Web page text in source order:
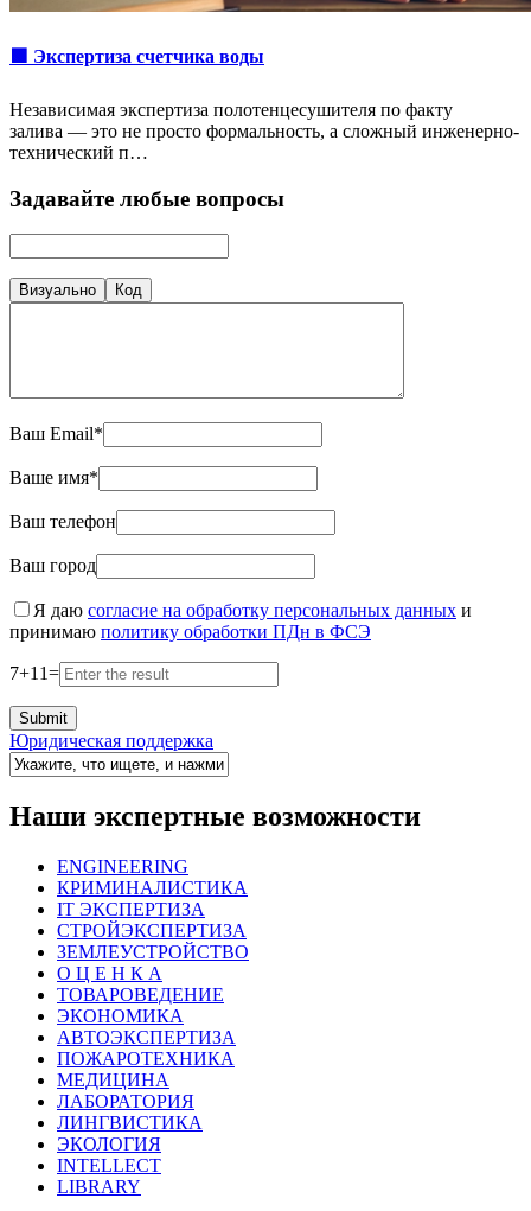
🟩 Экспертиза счетчика воды
Независимая экспертиза полотенцесушителя по факту
залива — это не просто формальность, а сложный инженерно-
технический п…
Задавайте любые вопросы
Визуально Код
Ваш Email*
Ваше имя*
Ваш телефон
Ваш город
Я даю согласие на обработку персональных данных и
принимаю политику обработки ПДн в ФСЭ
7+11=
Юридическая поддержка
Наши экспертные возможности
ENGINEERING
КРИМИНАЛИСТИКА
IT ЭКСПЕРТИЗА
СТРОЙЭКСПЕРТИЗА
ЗЕМЛЕУСТРОЙСТВО
О Ц Е Н К А
ТОВАРОВЕДЕНИЕ
ЭКОНОМИКА
АВТОЭКСПЕРТИЗА
ПОЖАРОТЕХНИКА
МЕДИЦИНА
ЛАБОРАТОРИЯ
ЛИНГВИСТИКА
ЭКОЛОГИЯ
INTELLECT
LIBRARY